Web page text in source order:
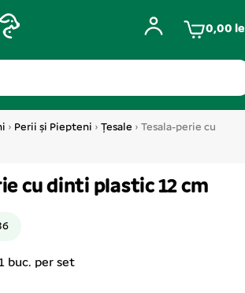
0,00
› Perii și Piepteni › Țesale › Tesala-perie cu
cu dinti plastic 12 cm
buc. per set